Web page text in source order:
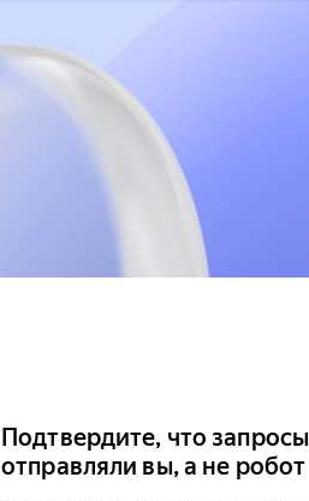
Подтвердите, что запросы
отправляли вы, а не робот